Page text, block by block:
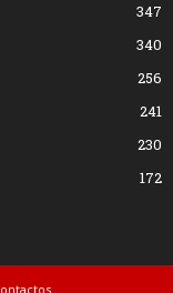
347
340
256
241
230
172